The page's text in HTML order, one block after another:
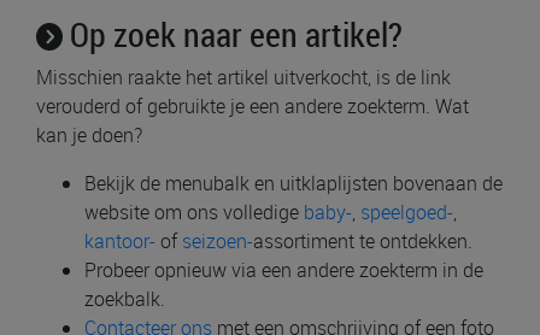
Op zoek naar een artikel?
Misschien raakte het artikel uitverkocht, is de link
verouderd of gebruikte je een andere zoekterm. Wat
kan je doen?
Bekijk de menubalk en uitklaplijsten bovenaan de
website om ons volledige baby-, speelgoed-,
kantoor- ofseizoen-assortiment te ontdekken.
Probeer opnieuw via een andere zoekterm in de
zoekbalk.
Contacteer ons met een omschrijving of een foto